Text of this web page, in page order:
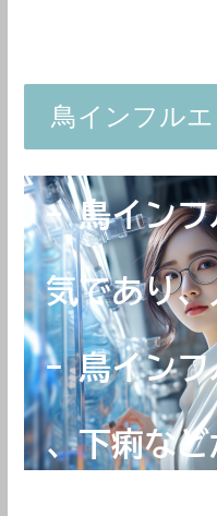
鳥インフル